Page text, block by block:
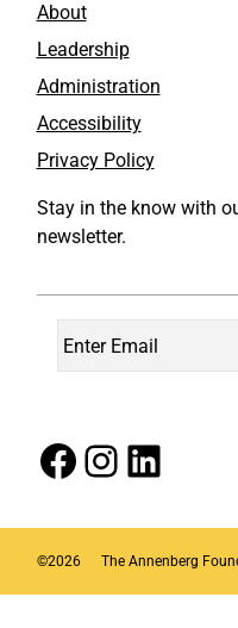
About
Leadership
Administration
Accessibility
Privacy Policy
Stay in the know with
newsletter.
Facebook Instagram LinkedIn
©2026 The Annenberg